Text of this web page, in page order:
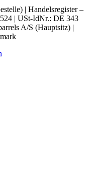
| Handelsregister –
| USt-IdNr.: DE 343
A/S (Hauptsitz) |